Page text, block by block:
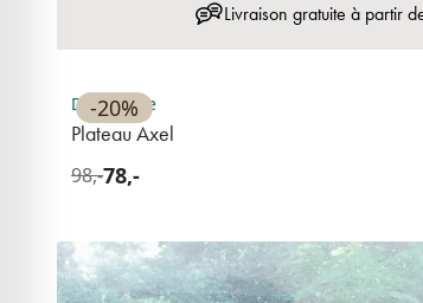
Livraison gratuite à partir
BEST-SELLER
-20%
Disponible
Plateau Axel
98,-78,-